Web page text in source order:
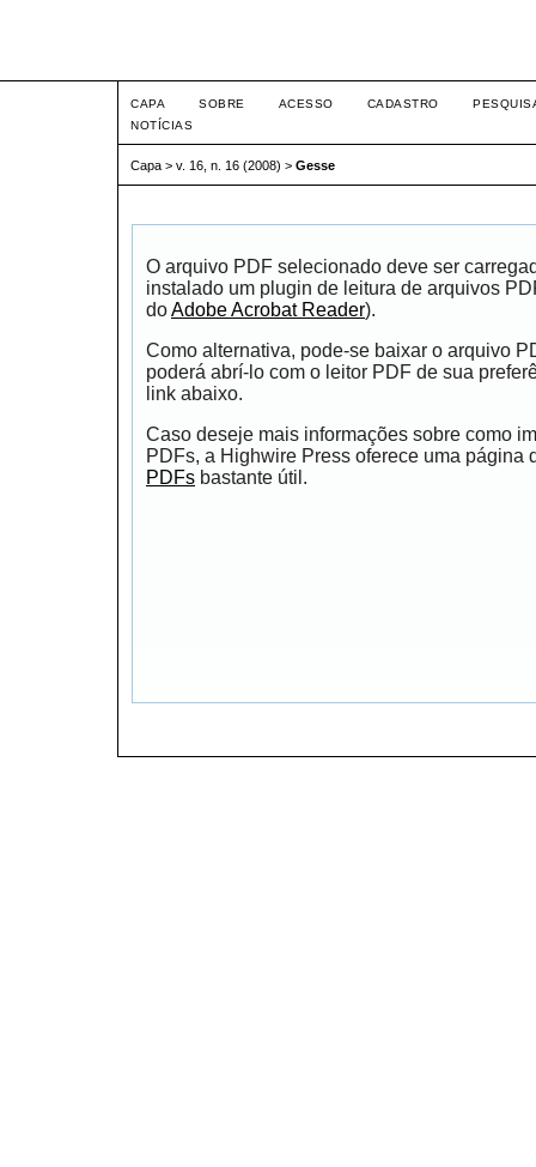
CAPA SOBRE ACESSO CADASTRO
NOTÍCIAS
Capa > v. 16, n. 16 (2008) > Gesse
O arquivo PDF selecionado deve ser
instalado um plugin de leitura de arquivos
doAdobe Acrobat Reader).
Como alternativa, pode-se baixar o arquivo
poderá abrí-lo com o leitor PDF de sua
link abaixo.
Caso deseje mais informações sobre como
PDFs, a Highwire Press oferece uma página
PDFs bastante útil.